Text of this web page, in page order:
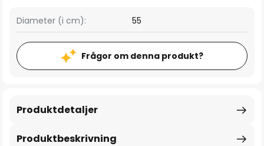
Diameter (i cm): 55
Frågor om denna produkt?
Produktbeskrivning
Produktdetaljer